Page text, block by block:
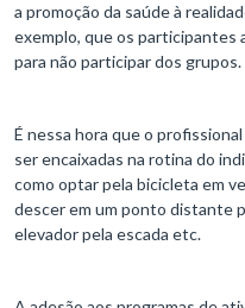
a promoção da saúde à
exemplo, que os participantes
para não participar dos grupos.
É nessa hora que o
ser encaixadas na rotina do
como optar pela bicicleta em
descer em um ponto distante
elevador pela escada etc.